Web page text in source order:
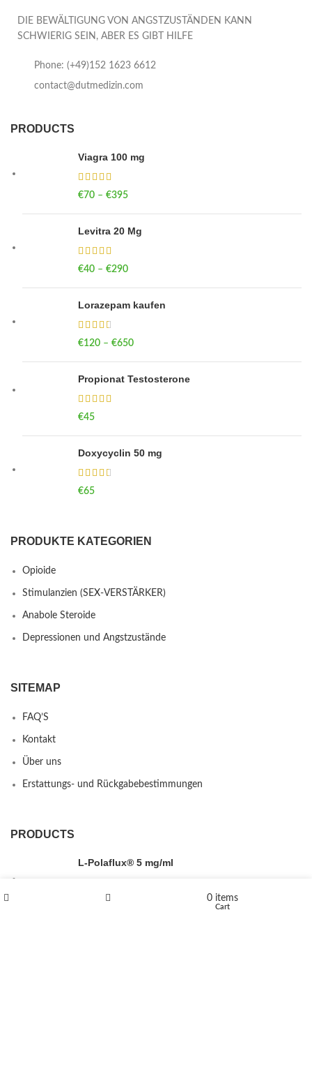
DIE BEWÄLTIGUNG VON ANGSTZUSTÄNDEN KANN
SCHWIERIG SEIN, ABER ES GIBT HILFE
Phone: (+49)152 1623 6612
contact@dutmedizin.com
PRODUCTS
Viagra 100 mg
€70 – €395
Levitra 20 Mg
€40 – €290
Lorazepam kaufen
€120 – €650
Propionat Testosterone
€45
Doxycyclin 50 mg
€65
PRODUKTE KATEGORIEN
Opioide
Stimulanzien (SEX-VERSTÄRKER)
Anabole Steroide
Depressionen und Angstzustände
SITEMAP
FAQ’S
Kontakt
Über uns
Erstattungs- und Rückgabebestimmungen
PRODUCTS
L-Polaflux® 5 mg/ml
0 items
Cart